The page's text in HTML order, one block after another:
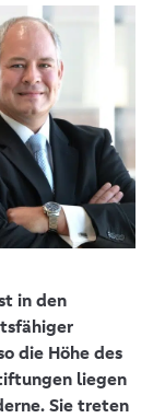
in den
die Höhe des
liegen
Sie treten